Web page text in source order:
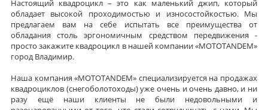
Настоящий квадроцикл – это как маленький джип, который
обладает высокой проходимостью и износостойкостью. Мы
предлагаем вам на себе испытать все преимущества от
обладания столь эргономичным средством передвижения -
просто закажите квадроцикл в нашей компании «MOTOTANDEM»
город Владимир.
Наша компания «MOTOTANDEM» специализируется на продажах
квадроциклов (снегоболотоходы) уже очень и очень давно, и ни
разу ещё наши клиенты не были недовольными и